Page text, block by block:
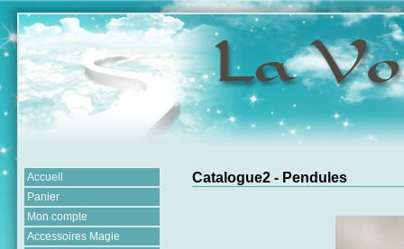
Accueil
Panier
Mon compte
Accessoires Magie
Catalogue2 - Pendules